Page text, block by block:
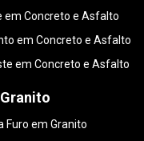
em Concreto e Asfalto
em Concreto e Asfalto
em Concreto e Asfalto
Furo em Granito